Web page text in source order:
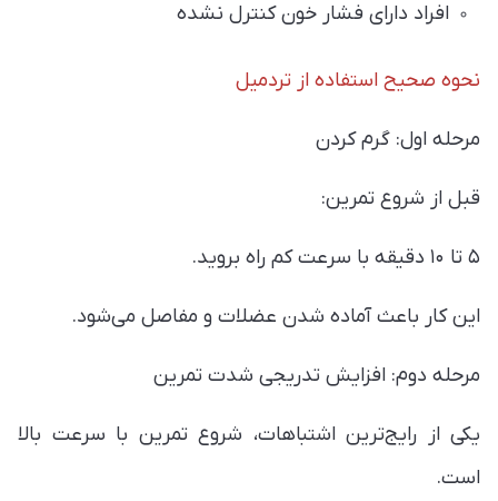
افراد دارای فشار خون کنترل نشده
نحوه صحیح استفاده از تردمیل
مرحله اول: گرم کردن
قبل از شروع تمرین:
۵ تا ۱۰ دقیقه با سرعت کم راه بروید.
این کار باعث آماده شدن عضلات و مفاصل می‌شود.
مرحله دوم: افزایش تدریجی شدت تمرین
یکی از رایج‌ترین اشتباهات، شروع تمرین با سرعت بالا
است.